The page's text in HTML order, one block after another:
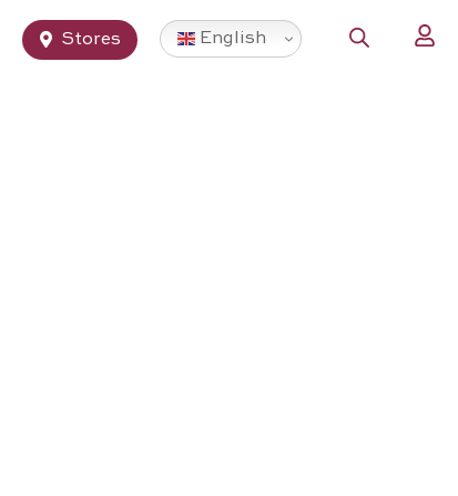
Stores English